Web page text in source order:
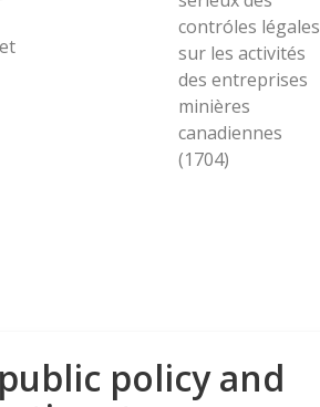
contróles légales
sur les activités
des entreprises
minières
canadiennes
(1704)
policy and